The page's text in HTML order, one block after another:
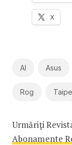
X
AI Asus
Rog
Urmăriți
Abonamente